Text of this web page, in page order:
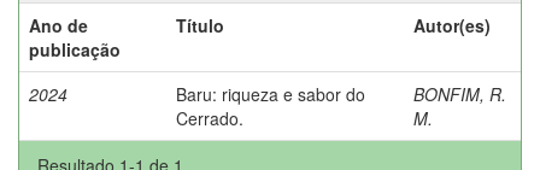
Ano de
publicação
Título Autor(es)
2024
Baru: riqueza e sabor do
Cerrado.
BONFIM, R.
M.
Resultado 1-1 de 1.